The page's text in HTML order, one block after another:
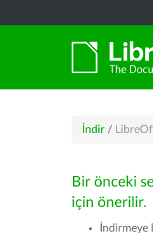
İndir /
Bir önceki
için önerilir.